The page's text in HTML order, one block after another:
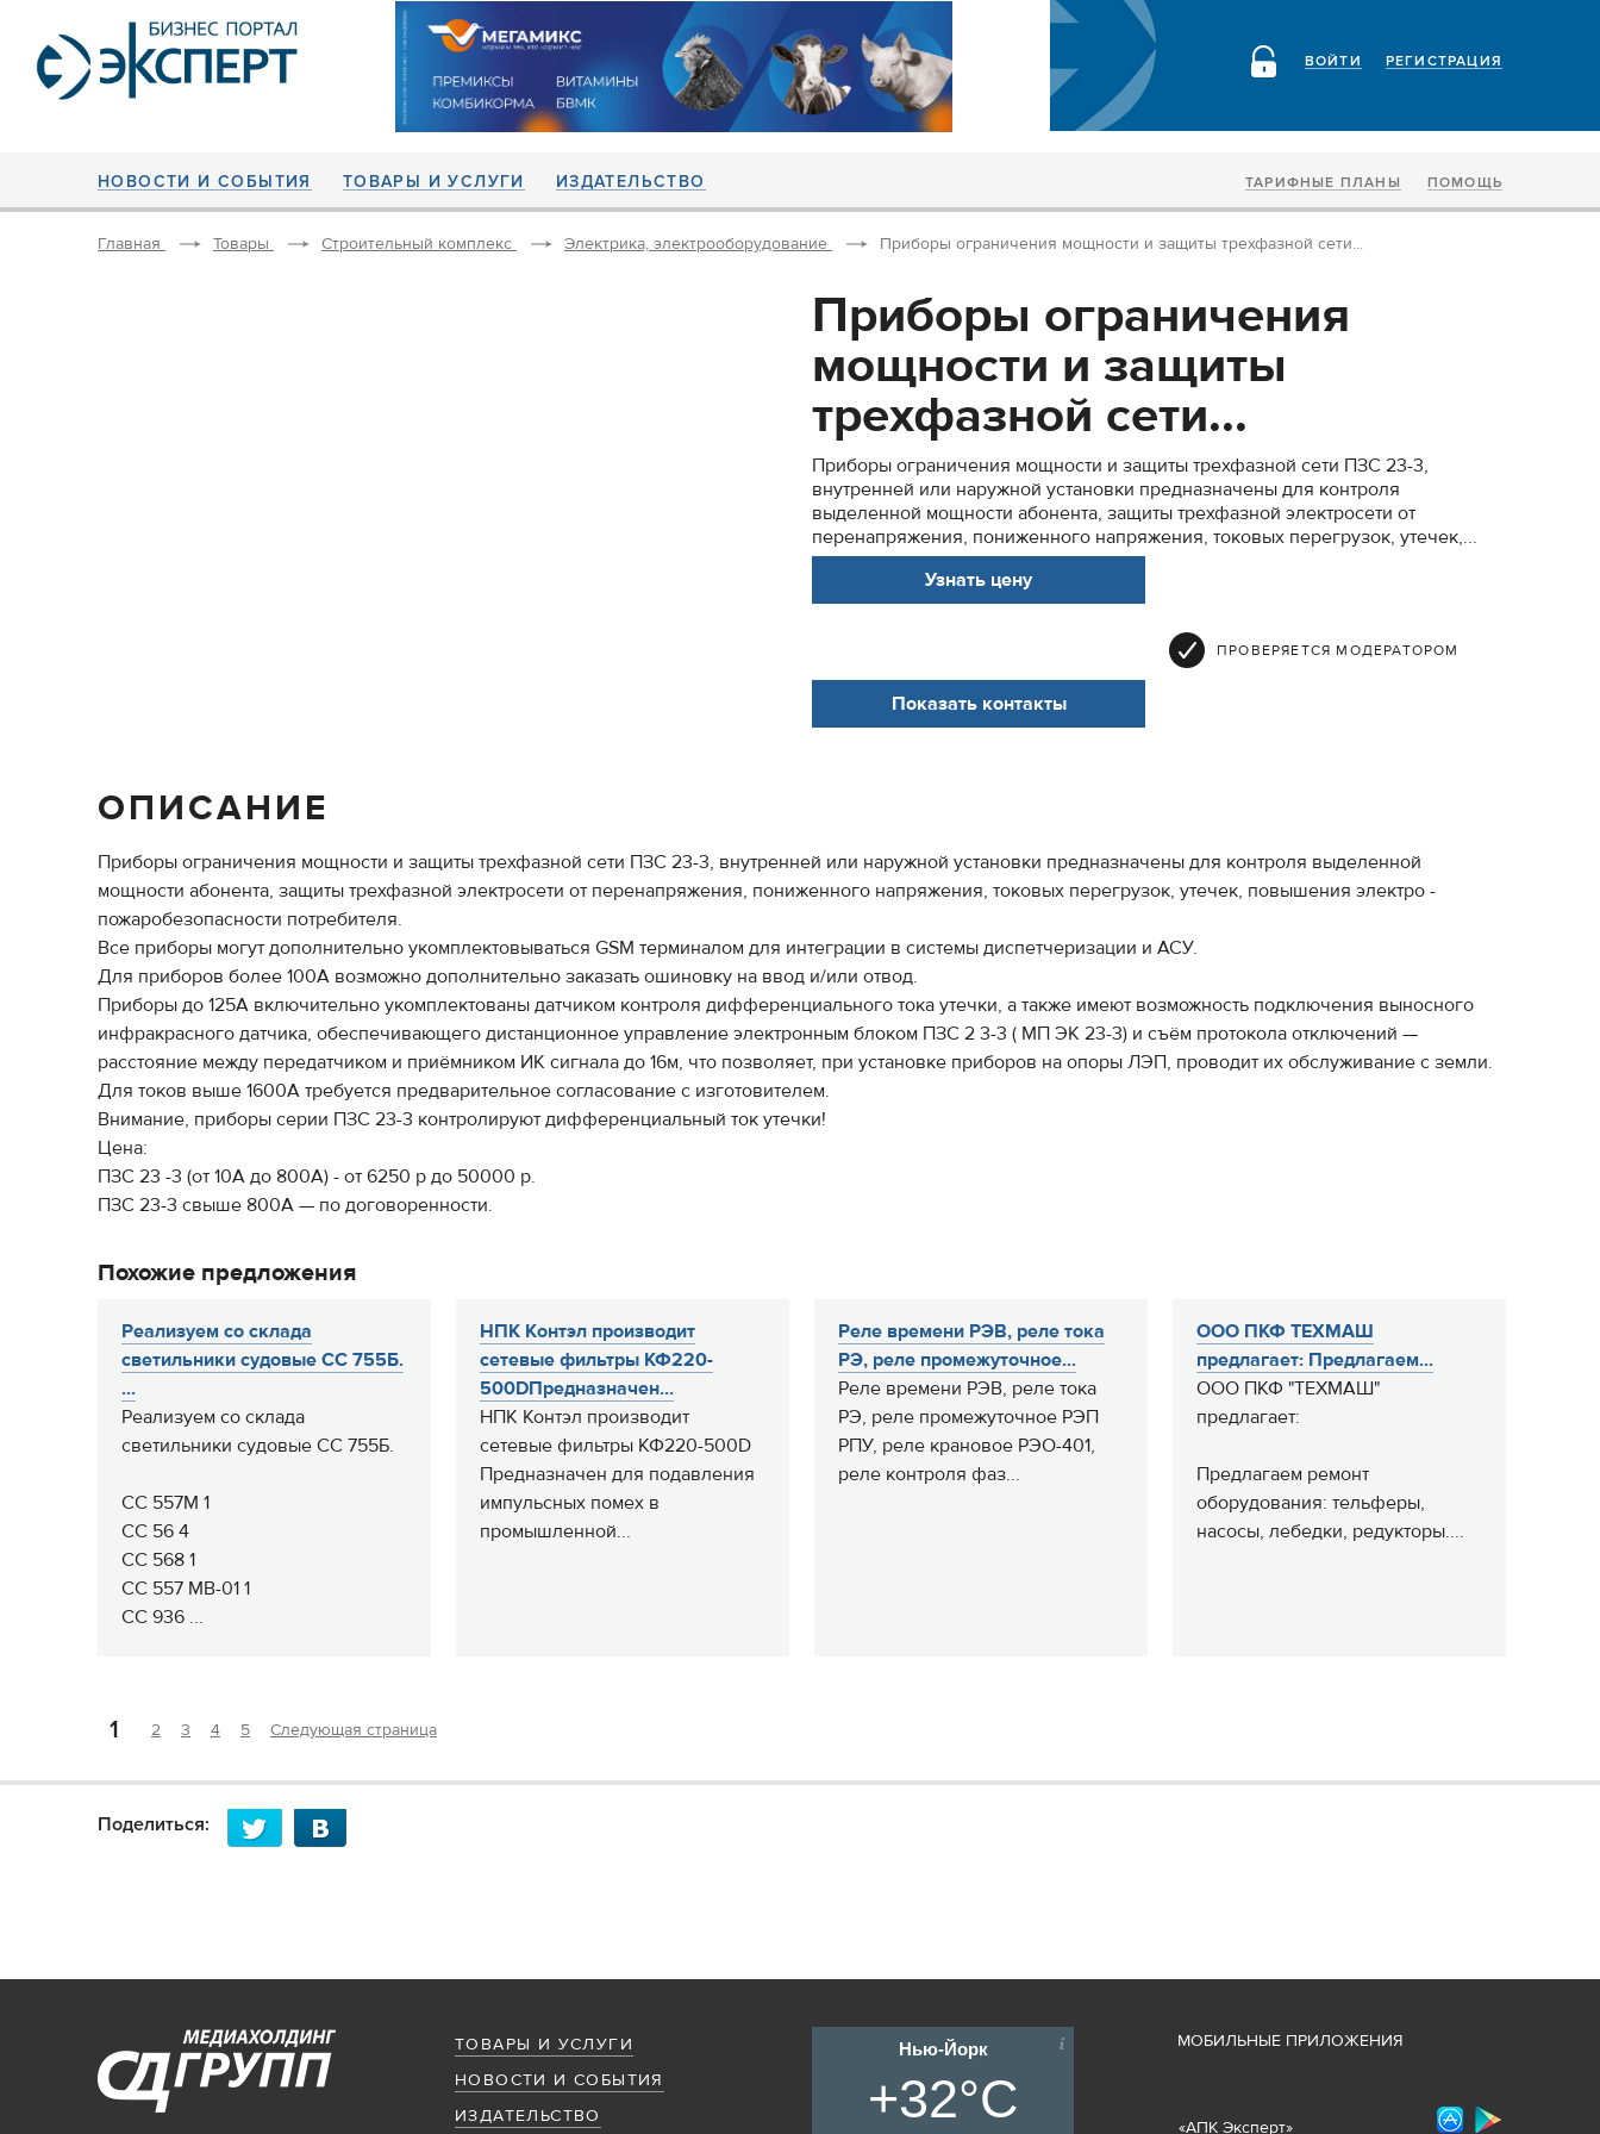
РЕГИСТРАЦИЯ
ВОЙТИ
НОВОСТИ И СОБЫТИЯ ТОВАРЫ И УСЛУГИ ИЗДАТЕЛЬСТВО ТАРИФНЫЕ ПЛАНЫ ПОМОЩЬ
Главная Товары Строительный комплекс Электрика, электрооборудование Приборы ограничения мощности и защиты трехфазной сети...
Приборы ограничения
мощности и защиты
трехфазной сети...
Приборы ограничения мощности и защиты трехфазной сети ПЗС 23-3,
внутренней или наружной установки предназначены для контроля
выделенной мощности абонента, защиты трехфазной электросети от
перенапряжения, пониженного напряжения, токовых перегрузок, утечек,...
Узнать цену
ПРОВЕРЯЕТСЯ МОДЕРАТОРОМ
Показать контакты
ОПИСАНИЕ
Приборы ограничения мощности и защиты трехфазной сети ПЗС 23-3, внутренней или наружной установки предназначены для контроля выделенной
мощности абонента, защиты трехфазной электросети от перенапряжения, пониженного напряжения, токовых перегрузок, утечек, повышения электро -
пожаробезопасности потребителя.
Все приборы могут дополнительно укомплектовываться GSM терминалом для интеграции в системы диспетчеризации и АСУ.
Для приборов более 100А возможно дополнительно заказать ошиновку на ввод и/или отвод.
Приборы до 125А включительно укомплектованы датчиком контроля дифференциального тока утечки, а также имеют возможность подключения выносного
инфракрасного датчика, обеспечивающего дистанционное управление электронным блоком ПЗС 2 3-3 ( МП ЭК 23-3) и съём протокола отключений —
расстояние между передатчиком и приёмником ИК сигнала до 16м, что позволяет, при установке приборов на опоры ЛЭП, проводит их обслуживание с земли.
Для токов выше 1600А требуется предварительное согласование с изготовителем.
Внимание, приборы серии ПЗС 23-3 контролируют дифференциальный ток утечки!
Цена:
ПЗС 23 -3 (от 10А до 800А) - от 6250 р до 50000 р.
ПЗС 23-3 свыше 800А — по договоренности.
Похожие предложения
Реализуем со склада
светильники судовые CC 755Б.
...
Реализуем со склада
светильники судовые CC 755Б.
СС 557М 1
СС 56 4
СС 568 1
СС 557 МВ-01 1
СС 936 ...
НПК Контэл производит
сетевые фильтры КФ220-
500DПредназначен...
НПК Контэл производит
сетевые фильтры КФ220-500D
Предназначен для подавления
импульсных помех в
промышленной...
Реле времени РЭВ, реле тока
РЭ, реле промежуточное...
Реле времени РЭВ, реле тока
РЭ, реле промежуточное РЭП
РПУ, реле крановое РЭО-401,
реле контроля фаз...
ООО ПКФ ТЕХМАШ
предлагает: Предлагаем...
ООО ПКФ "ТЕХМАШ"
предлагает:
Предлагаем ремонт
оборудования: тельферы,
насосы, лебедки, редукторы....
1 2 3 4 5 Следующая страница
Поделиться:
ТОВАРЫ И УСЛУГИ
НОВОСТИ И СОБЫТИЯ
ИЗДАТЕЛЬСТВО
Нью-Йорк
+32°C
МОБИЛЬНЫЕ ПРИЛОЖЕНИЯ
«АПК Эксперт»